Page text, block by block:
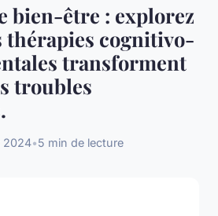
bien-être : explorez
thérapies cognitivo-
transforment
troubles
2024•5 min de lecture